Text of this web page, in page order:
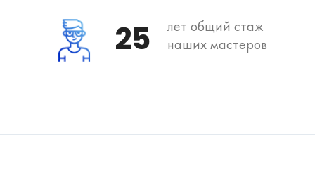
25
лет общий стаж
наших мастеров